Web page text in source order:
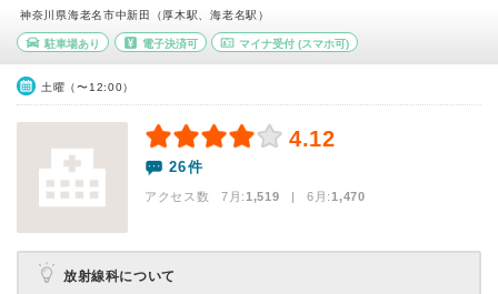
神奈川県海老名市中新田（厚木駅、海老名駅）
駐車場あり 電子決済可 マイナ受付 (スマホ可)
土曜（〜12:00）
4.12
26件
アクセス数 7月:1,519 | 6月:1,470
放射線科について